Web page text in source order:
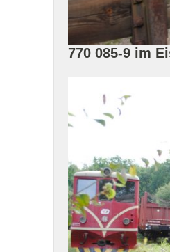
770 085-9 im